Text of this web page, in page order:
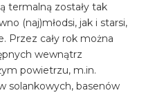
termalną zostały tak
(naj)młodsi, jak i starsi,
Przez cały rok można
wewnątrz
powietrzu, m.in.
solankowych, basenów